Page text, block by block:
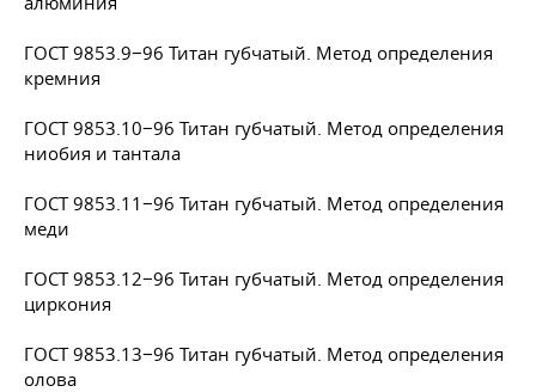
ГОСТ 9853.9−96 Титан губчатый. Метод определения
кремния
ГОСТ 9853.10−96 Титан губчатый. Метод определения
ниобия и тантала
ГОСТ 9853.11−96 Титан губчатый. Метод определения
меди
ГОСТ 9853.12−96 Титан губчатый. Метод определения
циркония
ГОСТ 9853.13−96 Титан губчатый. Метод определения
олова